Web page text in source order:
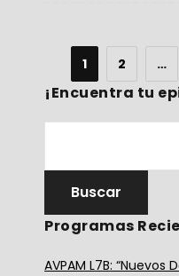
1 2 …
¡Encuentra tu
Programas
AVPAM L7B: “Nuevos